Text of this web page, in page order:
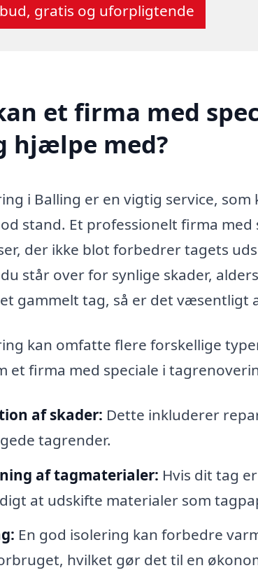
gratis og uforpligtende
et firma med
hjælpe med?
i Balling er en vigtig service,
stand. Et professionelt firma
der ikke blot forbedrer tagets
står over for synlige skader,
gammelt tag, så er det væsentligt
kan omfatte flere forskellige
et firma med speciale i
af skader: Dette inkluderer
tagrender.
af tagmaterialer: Hvis dit tag
at udskifte materialer som
En god isolering kan forbedre
hvilket gør det til en